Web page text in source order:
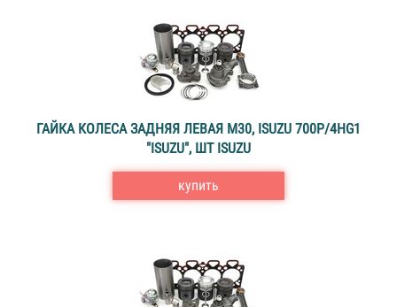
ГАЙКА КОЛЕСА ЗАДНЯЯ ЛЕВАЯ M30, ISUZU 700P/4HG1
"ISUZU", ШТ ISUZU
купить